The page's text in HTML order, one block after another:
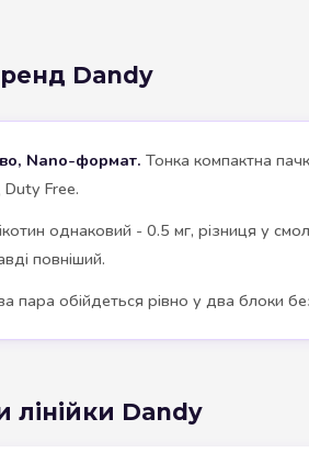
Dandy
Nano-формат. Тонка компактна
Duty Free.
однаковий - 0.5 мг, різниця у
повніший.
пара обійдеться рівно у два блоки
лінійки Dandy